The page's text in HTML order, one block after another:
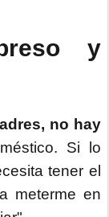
y
no hay
Si lo
tener el
meterme en